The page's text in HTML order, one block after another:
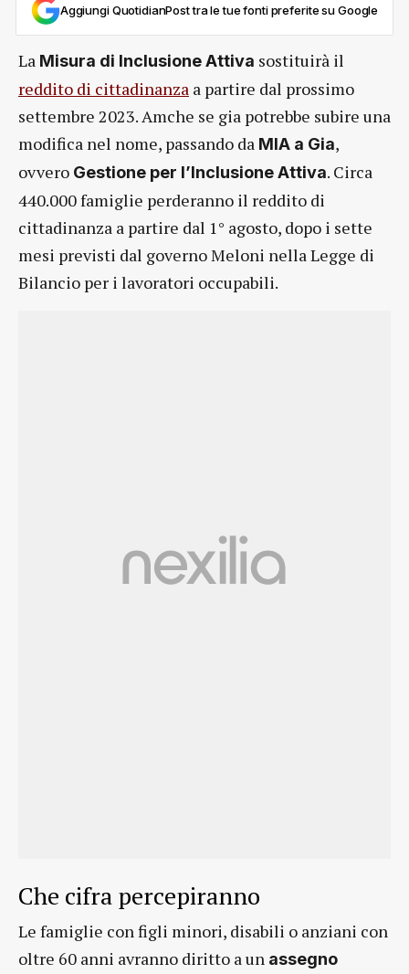
Aggiungi QuotidianPost tra le tue fonti preferite su Google
La Misura di Inclusione Attiva sostituirà il
reddito di cittadinanza a partire dal prossimo
settembre 2023. Amche se gia potrebbe subire una
modifica nel nome, passando da MIA a Gia,
ovvero Gestione per l’Inclusione Attiva. Circa
440.000 famiglie perderanno il reddito di
cittadinanza a partire dal 1° agosto, dopo i sette
mesi previsti dal governo Meloni nella Legge di
Bilancio per i lavoratori occupabili.
Che cifra percepiranno
Le famiglie con figli minori, disabili o anziani con
oltre 60 anni avranno diritto a un assegno